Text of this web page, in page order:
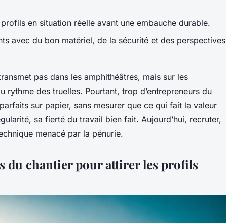
en situation réelle avant une embauche durable.
avec du bon matériel, de la sécurité et des perspectives
pas dans les amphithéâtres, mais sur les
rythme des truelles. Pourtant, trop d’entrepreneurs du
sur papier, sans mesurer que ce qui fait la valeur
sa fierté du travail bien fait. Aujourd’hui, recruter,
menacé par la pénurie.
du chantier pour attirer les profils